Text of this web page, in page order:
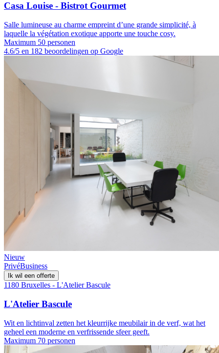
Casa Louise - Bistrot Gourmet
Salle lumineuse au charme empreint d’une grande simplicité, à
laquelle la végétation exotique apporte une touche cosy.
Maximum 50 personen
4.6/5 en 182 beoordelingen op Google
Nieuw
PrivéBusiness
Ik wil een offerte
1180 Bruxelles - L'Atelier Bascule
L'Atelier Bascule
Wit en lichtinval zetten het kleurrijke meubilair in de verf, wat het
geheel een moderne en verfrissende sfeer geeft.
Maximum 70 personen